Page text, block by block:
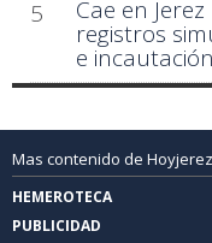
5
Cae en
registros
e
Mas contenido de
HEMEROTECA
PUBLICIDAD